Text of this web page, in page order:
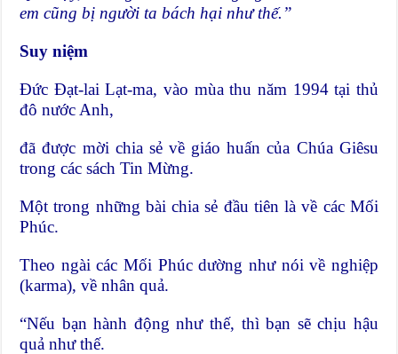
em cũng bị người ta bách hại như thế.”
Suy niệm
Đức Đạt-lai Lạt-ma, vào mùa thu năm 1994 tại thủ
đô nước Anh,
đã được mời chia sẻ về giáo huấn của Chúa Giêsu
trong các sách Tin Mừng.
Một trong những bài chia sẻ đầu tiên là về các Mối
Phúc.
Theo ngài các Mối Phúc dường như nói về nghiệp
(karma), về nhân quả.
“Nếu bạn hành động như thế, thì bạn sẽ chịu hậu
quả như thế.